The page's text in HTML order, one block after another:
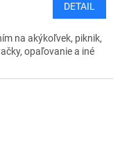
DETAIL
na akýkoľvek, piknik,
opaľovanie a iné